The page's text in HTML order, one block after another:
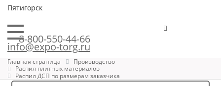
Пятигорск
8-800-550-44-66
info@expo-torg.ru
Главная страница
Производство
Распил плитных материалов
Распил ДСП по размерам заказчика